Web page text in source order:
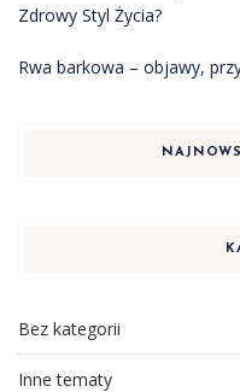
Zdrowy Styl Życia?
Rwa barkowa – objawy,
Bez kategorii
Inne tematy